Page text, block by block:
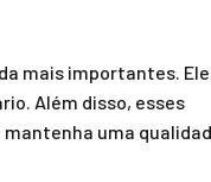
mais importantes.
Além disso, esses
uma